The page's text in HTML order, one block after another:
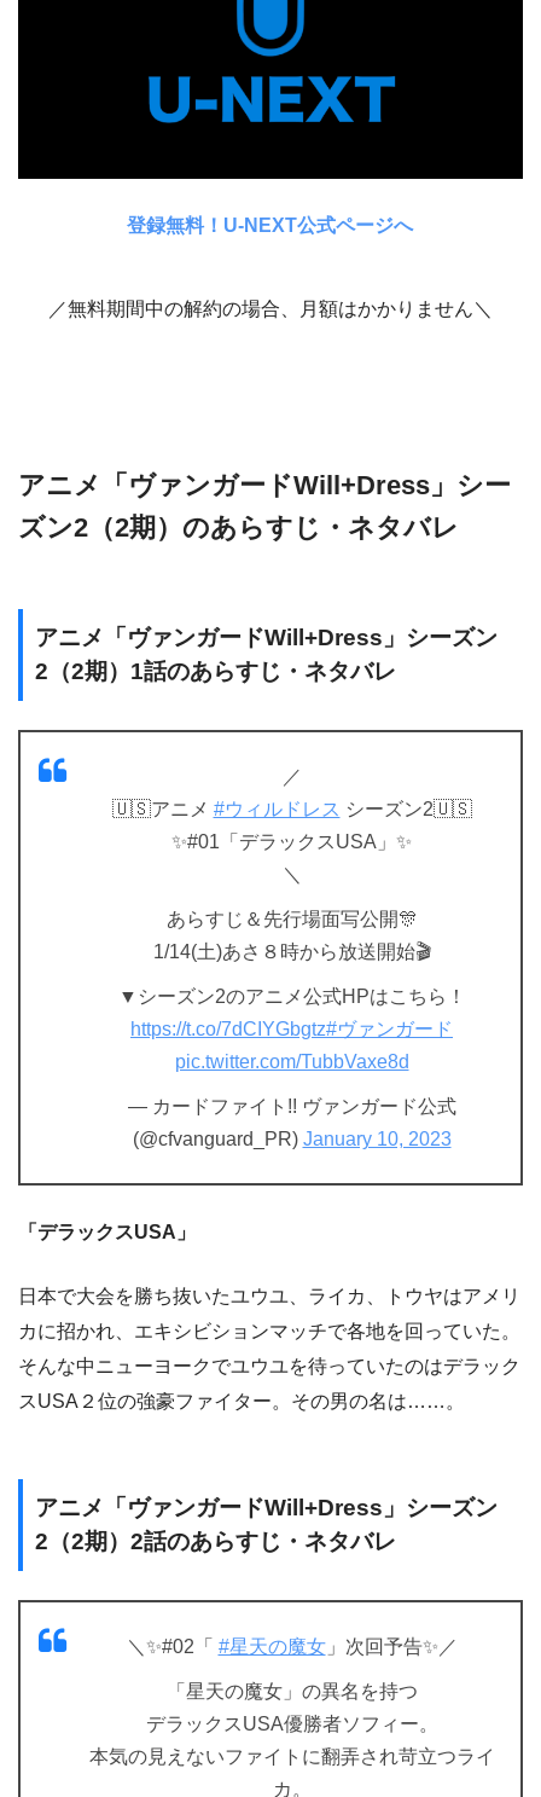
登録無料！U-NEXT公式ページへ
／無料期間中の解約の場合、月額はかかりません＼
アニメ「ヴァンガードWill+Dress」シー
ズン2（2期）のあらすじ・ネタバレ
アニメ「ヴァンガードWill+Dress」シーズン
2（2期）1話のあらすじ・ネタバレ
／
🇺🇸アニメ #ウィルドレス シーズン2🇺🇸
✨#01「デラックスUSA」✨
＼
あらすじ＆先行場面写公開🎊
1/14(土)あさ８時から放送開始🎬
▼シーズン2のアニメ公式HPはこちら！
https://t.co/7dCIYGbgtz#ヴァンガード
pic.twitter.com/TubbVaxe8d
— カードファイト!! ヴァンガード公式
(@cfvanguard_PR) January 10, 2023
「デラックスUSA」
日本で大会を勝ち抜いたユウユ、ライカ、トウヤはアメリ
カに招かれ、エキシビションマッチで各地を回っていた。
そんな中ニューヨークでユウユを待っていたのはデラック
スUSA２位の強豪ファイター。その男の名は……。
アニメ「ヴァンガードWill+Dress」シーズン
2（2期）2話のあらすじ・ネタバレ
＼✨#02「 #星天の魔女」次回予告✨／
「星天の魔女」の異名を持つ
デラックスUSA優勝者ソフィー。
本気の見えないファイトに翻弄され苛立つライ
カ。